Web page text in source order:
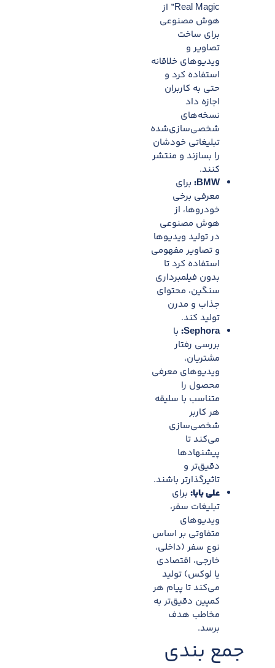
Real Magic” از
هوش مصنوعی
برای ساخت
تصاویر و
ویدیوهای خلاقانه
استفاده کرد و
حتی به کاربران
اجازه داد
نسخه‌های
شخصی‌سازی‌شده
تبلیغاتی خودشان
را بسازند و منتشر
کنند.
BMW
: برای
معرفی برخی
خودروها، از
هوش مصنوعی
در تولید ویدیوها
و تصاویر مفهومی
استفاده کرد تا
بدون فیلمبرداری
سنگین، محتوای
جذاب و مدرن
تولید کند.
Sephora
: با
بررسی رفتار
مشتریان،
ویدیوهای معرفی
محصول را
متناسب با سلیقه
هر کاربر
شخصی‌سازی
می‌کند تا
پیشنهادها
دقیق‌تر و
تاثیرگذارتر باشند.
علی بابا: برای
تبلیغات سفر،
ویدیوهای
متفاوتی بر اساس
نوع سفر (داخلی،
خارجی، اقتصادی
یا لوکس) تولید
می‌کند تا پیام هر
کمپین دقیق‌تر به
مخاطب هدف
برسد.
جمع بندی